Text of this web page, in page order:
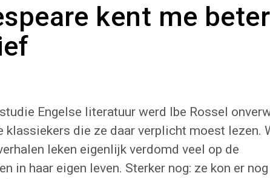
kent me
Engelse literatuur werd Ibe Rossel
klassiekers die ze daar verplicht moest lezen.
leken eigenlijk verdomd veel op de
in haar eigen leven. Sterker nog: ze kon er